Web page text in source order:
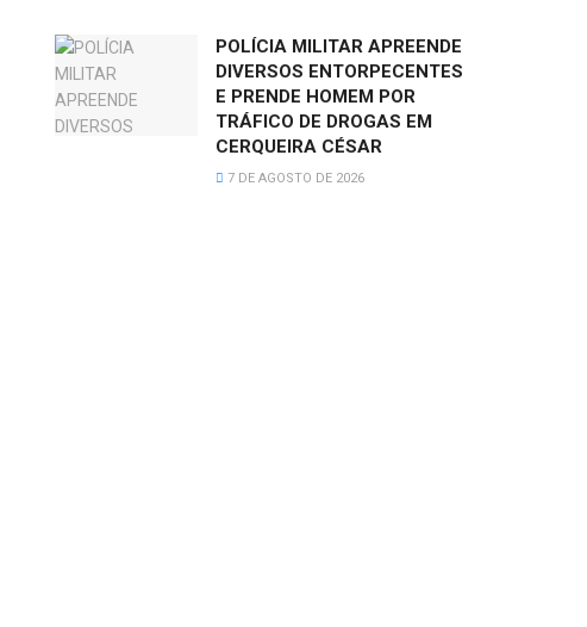
POLÍCIA MILITAR APREENDE
DIVERSOS ENTORPECENTES
E PRENDE HOMEM POR
TRÁFICO DE DROGAS EM
CERQUEIRA CÉSAR
7 DE AGOSTO DE 2026